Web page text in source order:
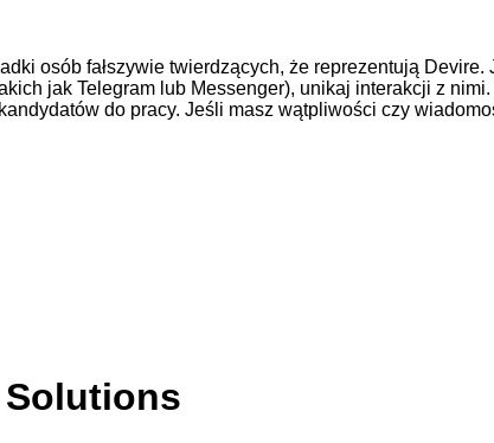
osób fałszywie twierdzących, że reprezentują
jak Telegram lub Messenger), unikaj interakcji z
do pracy. Jeśli masz wątpliwości czy
Solutions